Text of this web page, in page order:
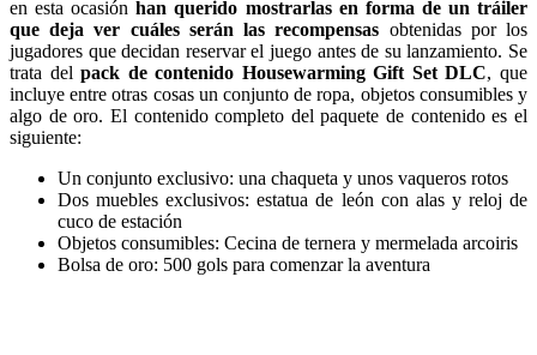
en esta ocasiónhan querido mostrarlas en forma de un tráiler
que deja ver cuáles serán las recompensas obtenidas por los
jugadores que decidan reservar el juego antes de su lanzamiento. Se
trata delpack de contenido Housewarming Gift Set DLC, que
incluye entre otras cosas un conjunto de ropa, objetos consumibles y
algo de oro. El contenido completo del paquete de contenido es el
siguiente:
Un conjunto exclusivo: una chaqueta y unos vaqueros rotos
Dos muebles exclusivos: estatua de león con alas y reloj de
cuco de estación
Objetos consumibles: Cecina de ternera y mermelada arcoiris
Bolsa de oro: 500 gols para comenzar la aventura